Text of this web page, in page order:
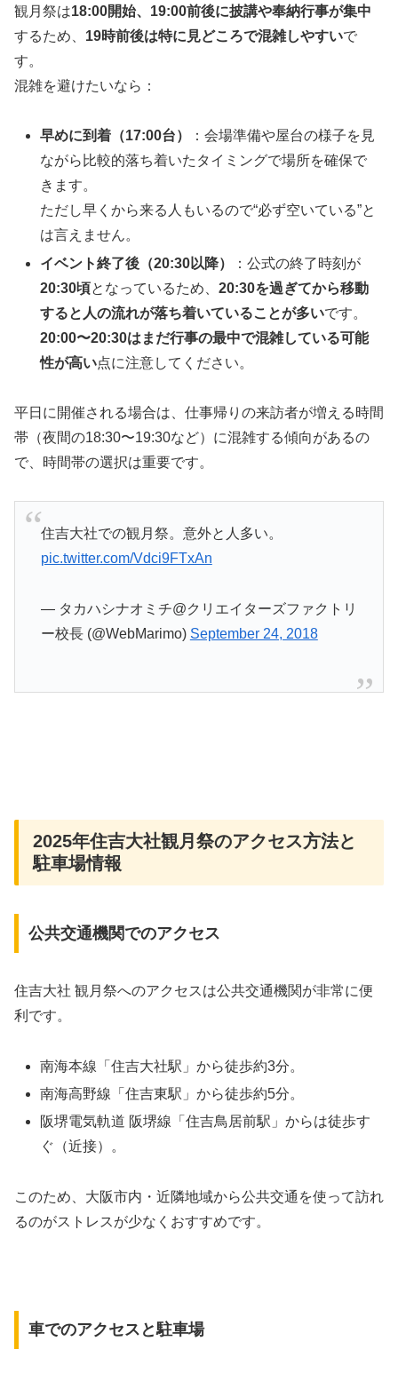
観月祭は18:00開始、19:00前後に披講や奉納行事が集中
するため、 19時前後は特に見どころで混雑しやすいで
す。
混雑を避けたいなら：
早めに到着（17:00台）
：会場準備や屋台の様子を見
ながら比較的落ち着いたタイミングで場所を確保で
きます。
ただし早くから来る人もいるので“必ず空いている”と
は言えません。
イベント終了後（20:30以降）
：公式の終了時刻が
20:30頃となっているため、20:30を過ぎてから移動
すると人の流れが落ち着いていることが多いです。
20:00〜20:30はまだ行事の最中で混雑している可能
性が高い点に注意してください。
平日に開催される場合は、仕事帰りの来訪者が増える時間
帯（夜間の18:30〜19:30など）に混雑する傾向があるの
で、時間帯の選択は重要です。
住吉大社での観月祭。意外と人多い。
pic.twitter.com/Vdci9FTxAn
— タカハシナオミチ@クリエイターズファクトリ
ー校長 (@WebMarimo) September 24, 2018
2025年住吉大社観月祭のアクセス方法と
駐車場情報
公共交通機関でのアクセス
住吉大社 観月祭へのアクセスは公共交通機関が非常に便
利です。
南海本線「住吉大社駅」から徒歩約3分。
南海高野線「住吉東駅」から徒歩約5分。
阪堺電気軌道 阪堺線「住吉鳥居前駅」からは徒歩す
ぐ（近接）。
このため、大阪市内・近隣地域から公共交通を使って訪れ
るのがストレスが少なくおすすめです。
車でのアクセスと駐車場